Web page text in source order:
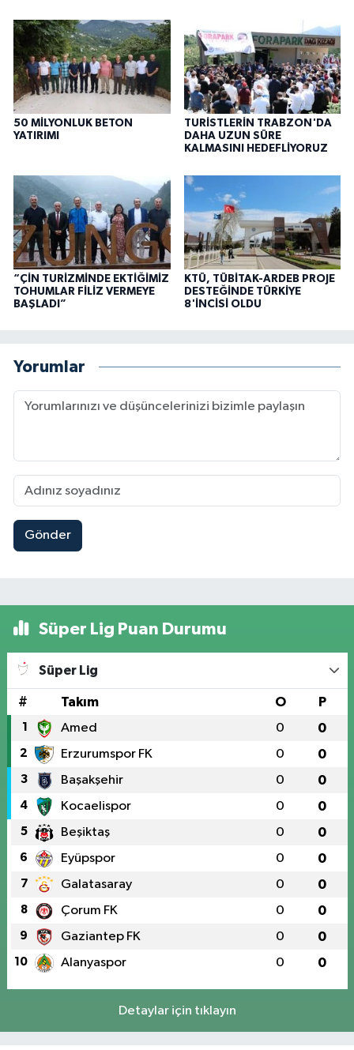
50 MİLYONLUK BETON
YATIRIMI
TURİSTLERİN TRABZON'DA
DAHA UZUN SÜRE
KALMASINI HEDEFLİYORUZ
“ÇİN TURİZMİNDE EKTİĞİMİZ
TOHUMLAR FİLİZ VERMEYE
BAŞLADI”
KTÜ, TÜBİTAK-ARDEB PROJE
DESTEĞİNDE TÜRKİYE
8'İNCİSİ OLDU
Yorumlar
Gönder
Süper Lig Puan Durumu
Süper Lig
# Takım O P
1 Amed 0 0
2 Erzurumspor FK 0 0
3 Başakşehir 0 0
4 Kocaelispor 0 0
5 Beşiktaş 0 0
6 Eyüpspor 0 0
7 Galatasaray 0 0
8 Çorum FK 0 0
9 Gaziantep FK 0 0
10 Alanyaspor 0 0
Detaylar için tıklayın